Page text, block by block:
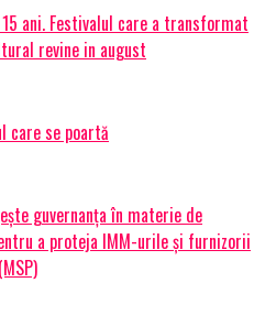
15 ani. Festivalul care a transformat
revine in august
care se poartă
guvernanța în materie de
a proteja IMM-urile și furnizorii